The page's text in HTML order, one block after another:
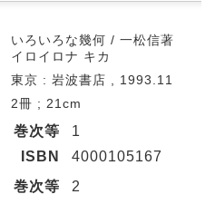
いろいろな幾何 / 一松信著
イロイロナ キカ
東京 : 岩波書店 , 1993.11
2冊 ; 21cm
巻次等
1
ISBN
4000105167
巻次等
2